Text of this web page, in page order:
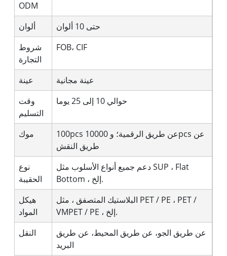
ODM
ألوان
حتى 10 ألوان
شروط
التجارة
FOB، CIF
عينة
عينة مجانية
وقت
التسليم
حوالي 10 إلى 25 يوما
موك
100pcs عن طريق الرقمية؛ و 10000pcs عن
طريق النقش
نوع
الحقيبة
دعم جميع أنواع الأسلوب مثل SUP ، Flat
Bottom ، إلخ.
هيكل
المواد
البلاستيك المتصفق ، مثل PET / PE ، PET /
VMPET / PE ، إلخ.
النقل
عن طريق الجو، عن طريق المحيط، عن طريق
البريد